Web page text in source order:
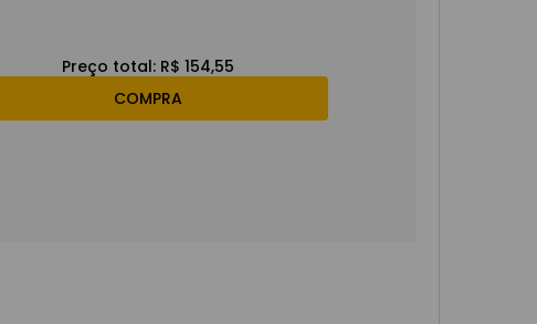
Preço total: R$ 154,55
COMPRA